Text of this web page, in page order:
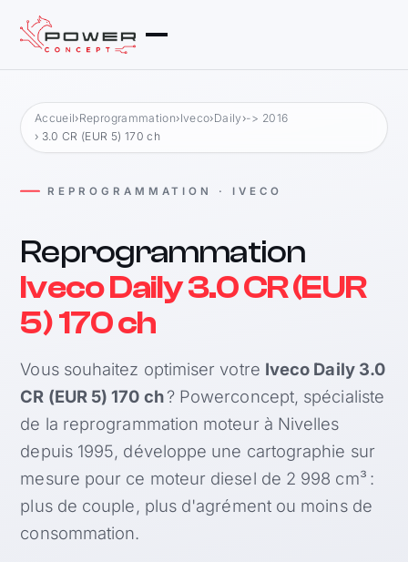
Accueil›Reprogrammation›Iveco›Daily ›-> 2016
› 3.0 CR (EUR 5) 170 ch
REPROGRAMMATION · IVECO
Reprogrammation
Iveco Daily 3.0 CR (EUR
5) 170 ch
Vous souhaitez optimiser votre Iveco Daily 3.0
CR (EUR 5) 170 ch? Powerconcept, spécialiste
de la reprogrammation moteur à Nivelles
depuis 1995, développe une cartographie sur
mesure pour ce moteur diesel de 2 998 cm³ :
plus de couple, plus d'agrément ou moins de
consommation.